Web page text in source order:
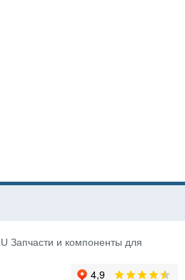
Запчасти и компоненты для